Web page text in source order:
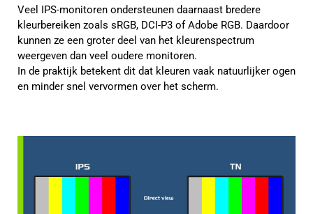
Veel IPS-monitoren ondersteunen daarnaast bredere
kleurbereiken zoals sRGB, DCI-P3 of Adobe RGB. Daardoor
kunnen ze een groter deel van het kleurenspectrum
weergeven dan veel oudere monitoren.
In de praktijk betekent dit dat kleuren vaak natuurlijker ogen
en minder snel vervormen over het scherm.